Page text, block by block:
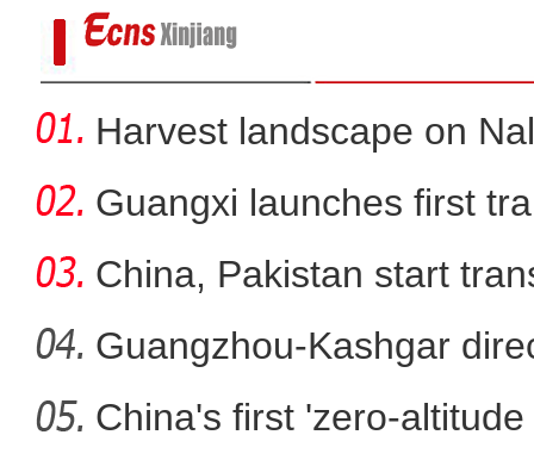
新疆皮山县：万亩
Harvest landscape on
Guangxi launches first
China, Pakistan start
Guangzhou-Kashgar
China's first 'zero-